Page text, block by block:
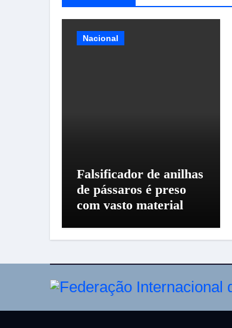
Nacional
Falsificador de anilhas
de pássaros é preso
com vasto material